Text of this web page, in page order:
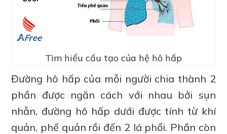
Tìm hiểu cấu tạo của hệ hô hấp
Đường hô hấp của mỗi người chia thành 2
phần được ngăn cách với nhau bởi sụn
nhẫn, đường hô hấp dưới được tính từ khí
quản, phế quản rồi đến 2 lá phổi. Phần còn